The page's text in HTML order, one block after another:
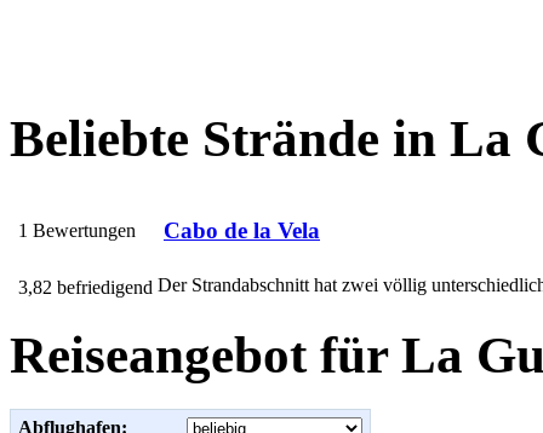
Beliebte Strände in La
1 Bewertungen Cabo de la Vela
Der Strandabschnitt hat zwei völlig
3,82 befriedigend
Reiseangebot für La
Abflughafen: